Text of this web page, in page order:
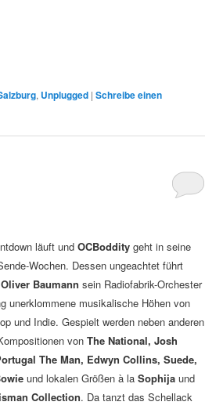
, Unplugged | Schreibe einen
läuft undOCBoddity geht in seine
Wochen. Dessen ungeachtet führt
Oliver Baumann sein Radiofabrik-Orchester
unerklommene musikalische Höhen von
und Indie. Gespielt werden neben anderen
vonThe National, Josh
The Man, Edwyn Collins, Suede,
und lokalen Größen à laSophija und
Collection. Da tanzt das Schellack